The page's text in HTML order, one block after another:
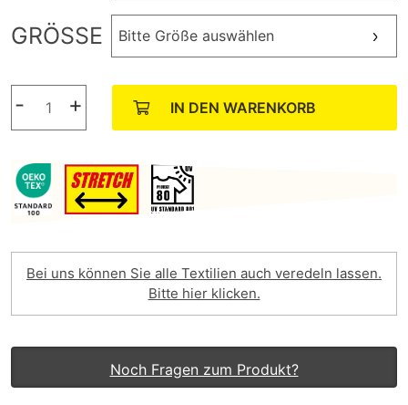
GRÖSSE Bitte Größe auswählen
- + IN DEN WARENKORB
Bei uns können Sie alle Textilien auch veredeln lassen.
Bitte hier klicken.
Noch Fragen zum Produkt?